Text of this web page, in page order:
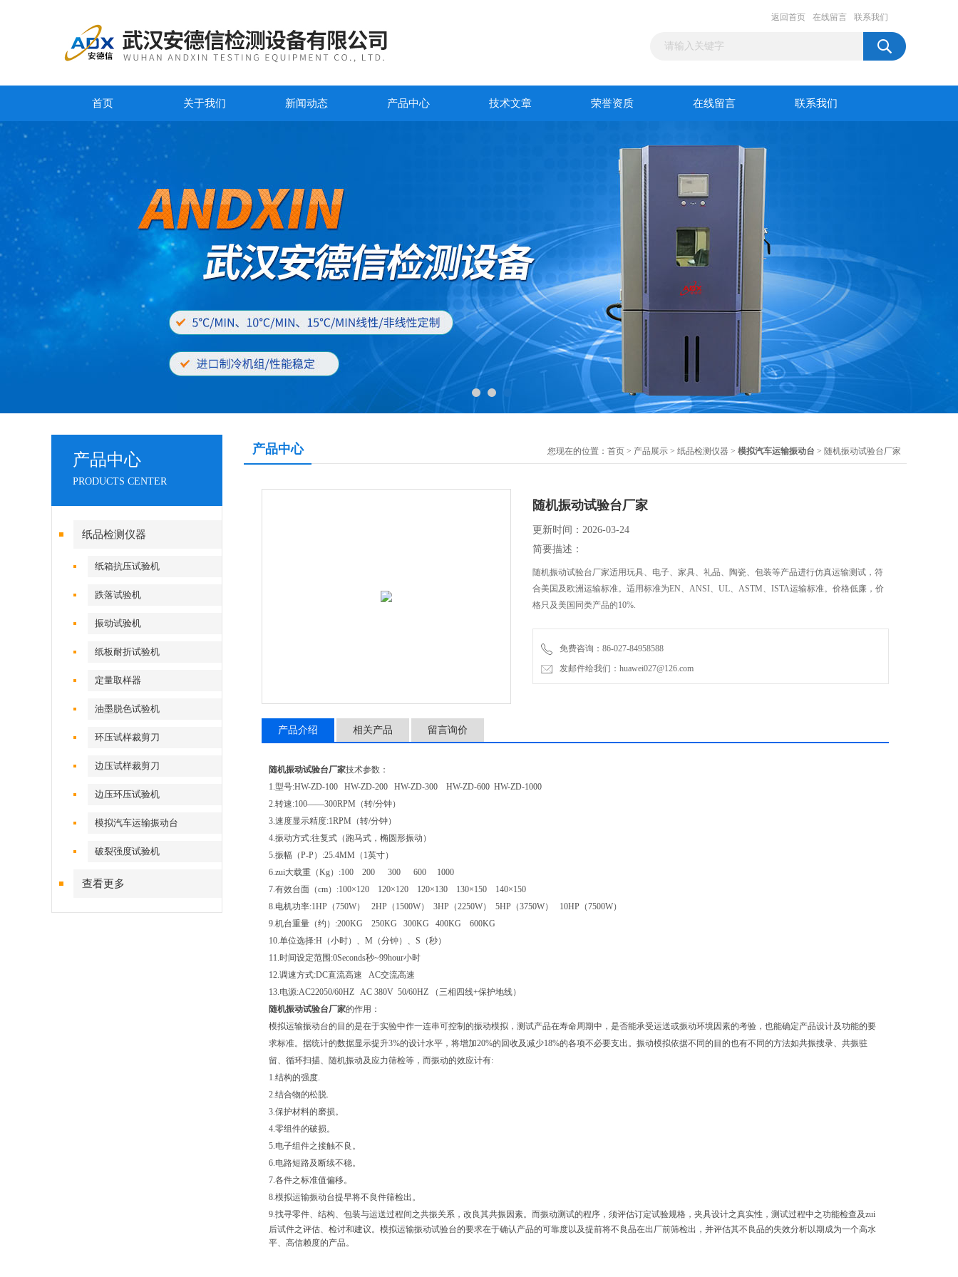
返回首页 在线留言 联系我们
首页 关于我们 新闻动态 产品中心 技术文章 荣誉资质 在线留言 联系我们
产品中心
PRODUCTS CENTER
纸品检测仪器
纸箱抗压试验机
跌落试验机
振动试验机
纸板耐折试验机
定量取样器
油墨脱色试验机
环压试样裁剪刀
边压试样裁剪刀
边压环压试验机
模拟汽车运输振动台
破裂强度试验机
查看更多
产品中心 您现在的位置： 首页 > 产品展示 > 纸品检测仪器 > 模拟汽车运输振动台 > 随机振动试验台厂家
随机振动试验台厂家
更新时间：2026-03-24
简要描述：
随机振动试验台厂家适用玩具、电子、家具、礼品、陶瓷、包装等产品进行仿真运输测试，符
合美国及欧洲运输标准。适用标准为EN、ANSI、UL、ASTM、ISTA运输标准。价格低廉，价
格只及美国同类产品的10%.
免费咨询：86-027-84958588
发邮件给我们：huawei027@126.com
产品介绍 相关产品 留言询价
随机振动试验台厂家技术参数：
1.型号:HW-ZD-100 HW-ZD-200 HW-ZD-300 HW-ZD-600 HW-ZD-1000
2.转速:100——300RPM（转/分钟）
3.速度显示精度:1RPM（转/分钟）
4.振动方式:往复式（跑马式，椭圆形振动）
5.振幅（P-P）:25.4MM（1英寸）
6.zui大载重（Kg）:100 200 300 600 1000
7.有效台面（cm）:100×120 120×120 120×130 130×150 140×150
8.电机功率:1HP（750W） 2HP（1500W） 3HP（2250W） 5HP（3750W） 10HP（7500W）
9.机台重量（约）:200KG 250KG 300KG 400KG 600KG
10.单位选择:H（小时）、M（分钟）、S（秒）
11.时间设定范围:0Seconds秒~99hour小时
12.调速方式:DC直流高速 AC交流高速
13.电源:AC22050/60HZ AC 380V 50/60HZ （三相四线+保护地线）
随机振动试验台厂家的作用：
模拟运输振动台的目的是在于实验中作一连串可控制的振动模拟，测试产品在寿命周期中，是否能承受运送或振动环境因素的考验，也能确定产品设计及功能的要
求标准。据统计的数据显示提升3%的设计水平，将增加20%的回收及减少18%的各项不必要支出。振动模拟依据不同的目的也有不同的方法如共振搜录、共振驻
留、循环扫描、随机振动及应力筛检等，而振动的效应计有:
1.结构的强度.
2.结合物的松脱.
3.保护材料的磨损。
4.零组件的破损。
5.电子组件之接触不良。
6.电路短路及断续不稳。
7.各件之标准值偏移。
8.模拟运输振动台提早将不良件筛检出。
9.找寻零件、结构、包装与运送过程间之共振关系，改良其共振因素。而振动测试的程序，须评估订定试验规格，夹具设计之真实性，测试过程中之功能检查及zui
后试件之评估、检讨和建议。模拟运输振动试验台的要求在于确认产品的可靠度以及提前将不良品在出厂前筛检出，并评估其不良品的失效分析以期成为一个高水
平、高信赖度的产品。